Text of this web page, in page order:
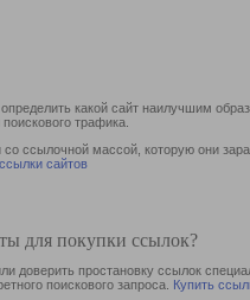
какой сайт наилучшим
трафика.
ссылочной массой, которую они
сайтов
для покупки ссылок?
доверить простановку ссылок
поискового запроса. Купить